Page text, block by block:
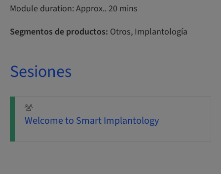
Module duration: Approx.. 20 mins
Segmentos de productos: Otros, Implantología
Sesiones
Welcome to Smart Implantology